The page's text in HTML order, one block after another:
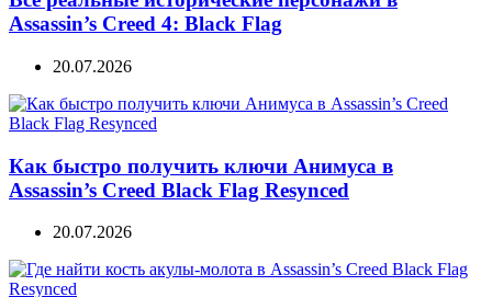
Assassin’s Creed 4: Black Flag
20.07.2026
Как быстро получить ключи Анимуса в
Assassin’s Creed Black Flag Resynced
20.07.2026